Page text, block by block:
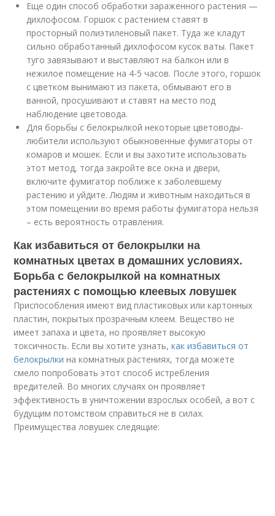
Еще один способ обработки зараженного растения —
дихлофосом. Горшок с растением ставят в
просторный полиэтиленовый пакет. Туда же кладут
сильно обработанный дихлофосом кусок ваты. Пакет
туго завязывают и выставляют на балкон или в
нежилое помещение на 4-5 часов. После этого, горшок
с цветком вынимают из пакета, обмывают его в
ванной, просушивают и ставят на место под
наблюдение цветовода.
Для борьбы с белокрылкой некоторые цветоводы-
любители используют обыкновенные фумигаторы от
комаров и мошек. Если и вы захотите использовать
этот метод, тогда закройте все окна и двери,
включите фумигатор поближе к заболевшему
растению и уйдите. Людям и животным находиться в
этом помещении во время работы фумигатора нельзя
– есть вероятность отравления.
Как избавиться от белокрылки на
комнатных цветах в домашних условиях.
Борьба с белокрылкой на комнатных
растениях с помощью клеевых ловушек
Приспособления имеют вид пластиковых или картонных
пластин, покрытых прозрачным клеем. Вещество не
имеет запаха и цвета, но проявляет высокую
токсичность. Если вы хотите узнать,как избавиться от
белокрылки на комнатных растениях, тогда можете
смело попробовать этот способ истребления
вредителей. Во многих случаях он проявляет
эффективность в уничтожении взрослых особей, а вот с
будущим потомством справиться не в силах.
Преимущества ловушек следящие: